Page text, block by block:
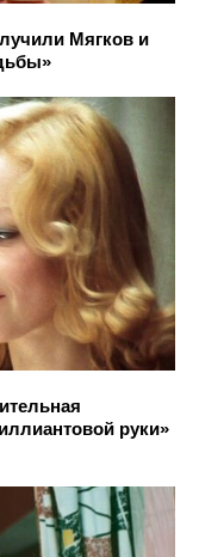
Мягков и
руки»